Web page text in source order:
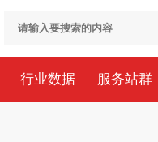
行业数据 服务站群